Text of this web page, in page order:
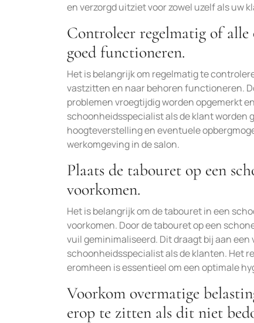
en verzorgd uitziet voor zowel uzelf als uw
Controleer regelmatig of alle
goed functioneren.
Het is belangrijk om regelmatig te
vastzitten en naar behoren functioneren.
problemen vroegtijdig worden opgemerkt
schoonheidsspecialist als de klant worden
hoogteverstelling en eventuele
werkomgeving in de salon.
Plaats de tabouret op een
voorkomen.
Het is belangrijk om de tabouret in een
voorkomen. Door de tabouret op een
vuil geminimaliseerd. Dit draagt bij aan
schoonheidsspecialist als de klanten. Het
eromheen is essentieel om een optimale
Voorkom overmatige
erop te zitten als dit niet